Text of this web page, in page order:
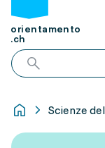
orientamento
.ch
Scienze